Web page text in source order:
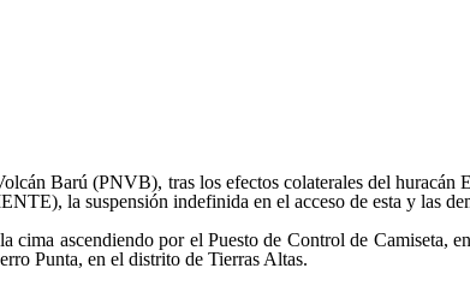
Barú (PNVB), tras los efectos colaterales del huracán
la suspensión indefinida en el acceso de esta y las
ascendiendo por el Puesto de Control de Camiseta,
Punta, en el distrito de Tierras Altas.